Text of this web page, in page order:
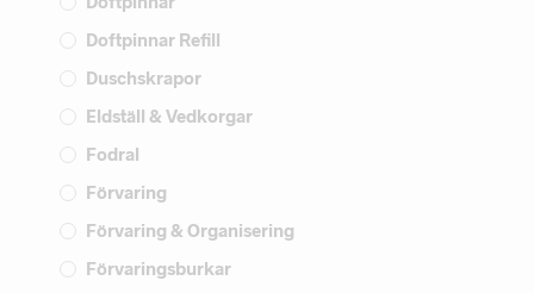
Doftpinnar Refill
Duschskrapor
Eldställ & Vedkorgar
Fodral
Förvaring
Förvaring & Organisering
Förvaringsburkar